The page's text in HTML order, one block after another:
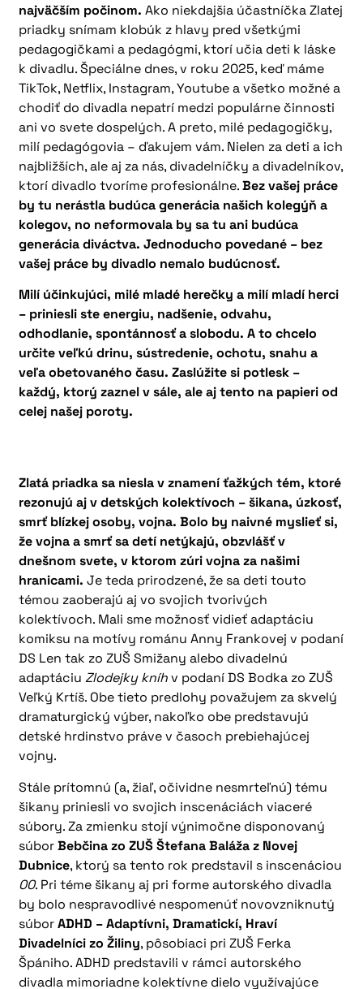
najväčším počinom.Ako niekdajšia účastníčka Zlatej
priadky snímam klobúk z hlavy pred všetkými
pedagogičkami a pedagógmi, ktorí učia deti k láske
k divadlu. Špeciálne dnes, v roku 2025, keď máme
TikTok, Netflix, Instagram, Youtube a všetko možné a
chodiť do divadla nepatrí medzi populárne činnosti
ani vo svete dospelých. A preto, milé pedagogičky,
milí pedagógovia – ďakujem vám. Nielen za deti a ich
najbližších, ale aj za nás, divadelníčky a divadelníkov,
ktorí divadlo tvoríme profesionálne.Bez vašej práce
by tu nerástla budúca generácia našich kolegýň a
kolegov, no neformovala by sa tu ani budúca
generácia diváctva. Jednoducho povedané – bez
vašej práce by divadlo nemalo budúcnosť.
Milí účinkujúci, milé mladé herečky a milí mladí herci
– priniesli ste energiu, nadšenie, odvahu,
odhodlanie, spontánnosť a slobodu. A to chcelo
určite veľkú drinu, sústredenie, ochotu, snahu a
veľa obetovaného času. Zaslúžite si potlesk –
každý, ktorý zaznel v sále, ale aj tento na papieri od
celej našej poroty.
Zlatá priadka sa niesla v znamení ťažkých tém, ktoré
rezonujú aj v detských kolektívoch – šikana, úzkosť,
smrť blízkej osoby, vojna. Bolo by naivné myslieť si,
že vojna a smrť sa detí netýkajú, obzvlášť v
dnešnom svete, v ktorom zúri vojna za našimi
hranicami.Je teda prirodzené, že sa deti touto
témou zaoberajú aj vo svojich tvorivých
kolektívoch. Mali sme možnosť vidieť adaptáciu
komiksu na motívy románu Anny Frankovej v podaní
DS Len tak zo ZUŠ Smižany alebo divadelnú
adaptáciu Zlodejky kníhv podaní DS Bodka zo ZUŠ
Veľký Krtíš. Obe tieto predlohy považujem za skvelý
dramaturgický výber, nakoľko obe predstavujú
detské hrdinstvo práve v časoch prebiehajúcej
vojny.
Stále prítomnú (a, žiaľ, očividne nesmrteľnú) tému
šikany priniesli vo svojich inscenáciách viaceré
súbory. Za zmienku stojí výnimočne disponovaný
súborBebčina zo ZUŠ Štefana Baláža z Novej
Dubnice, ktorý sa tento rok predstavil s inscenáciou
00. Pri téme šikany aj pri forme autorského divadla
by bolo nespravodlivé nespomenúť novovzniknutý
súborADHD – Adaptívni, Dramatickí, Hraví
Divadelníci zo Žiliny, pôsobiaci pri ZUŠ Ferka
Špániho. ADHD predstavili v rámci autorského
divadla mimoriadne kolektívne dielo využívajúce